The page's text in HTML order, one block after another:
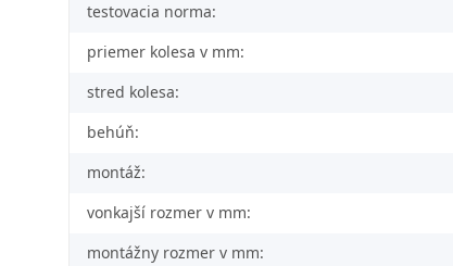
testovacia norma:
priemer kolesa v mm:
stred kolesa:
behúň:
montáž:
vonkajší rozmer v mm:
montážny rozmer v mm: